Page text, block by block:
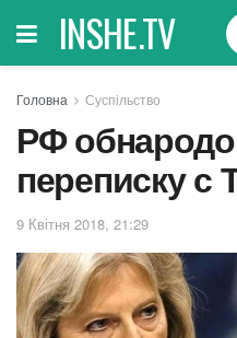
INSHE.TV
Головна Суспільство
РФ
переписку с
9 Квітня 2018, 21:29